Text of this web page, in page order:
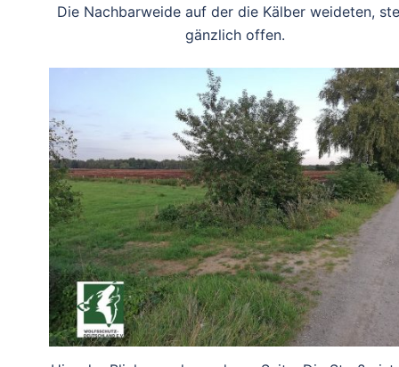
Die Nachbarweide auf der die Kälber weideten,
gänzlich offen.